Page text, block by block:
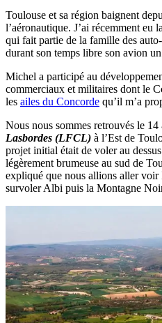
Toulouse et sa région baignent
l’aéronautique. J’ai récemment eu
qui fait partie de la famille des
durant son temps libre son avion un
Michel a participé au
commerciaux et militaires dont le
les ailes du Concorde qu’il m’a
Nous nous sommes retrouvés le 14
Lasbordes (LFCL) à l’Est de
projet initial était de voler au
légèrement brumeuse au sud de
expliqué que nous allions aller voir
survoler Albi puis la Montagne